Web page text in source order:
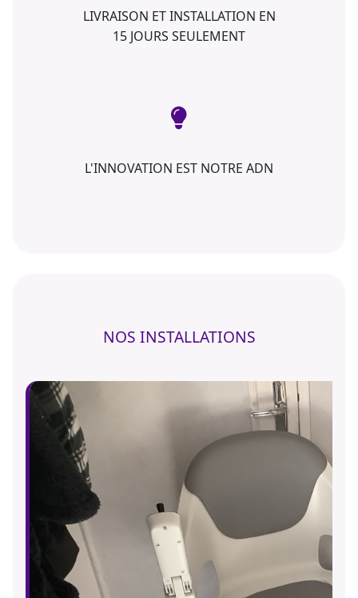
LIVRAISON ET INSTALLATION EN
15 JOURS SEULEMENT
L'INNOVATION EST NOTRE ADN
NOS INSTALLATIONS